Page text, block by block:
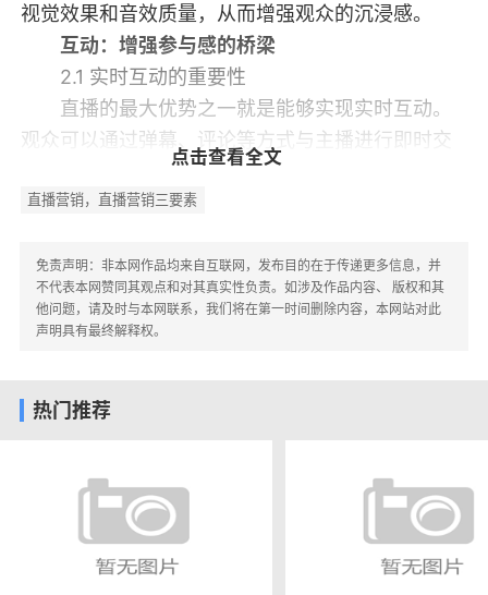
视觉效果和音效质量，从而增强观众的沉浸感。
互动：增强参与感的桥梁
2.1 实时互动的重要性
直播的最大优势之一就是能够实现实时互动。
观众可以通过弹幕、评论等方式与主播进行即时交
流，这种互动不仅能增强观众的参与感，还能提高
品牌的亲和力。品牌应鼓励观众提问、分享观点，
2.2 互动形式的多样化
除了基本的评论和弹幕，品牌还可以通过投
票、抽奖、问答等多种形式来增强互动。例如，在
度。此外，品牌还可以邀请观众分享他们的使用体
2.3 社交媒体的联动
直播与社交媒体的联动也是增强互动的重要手
段。品牌可以在直播前、直播中和直播后，通过社
交媒体进行宣传和互动。例如，在直播前发布预
点击查看全文
直播营销，直播营销三要素
免责声明：非本网作品均来自互联网，发布目的在于传递更多信息，并
不代表本网赞同其观点和对其真实性负责。如涉及作品内容、 版权和其
他问题，请及时与本网联系，我们将在第一时间删除内容，本网站对此
声明具有最终解释权。
热门推荐